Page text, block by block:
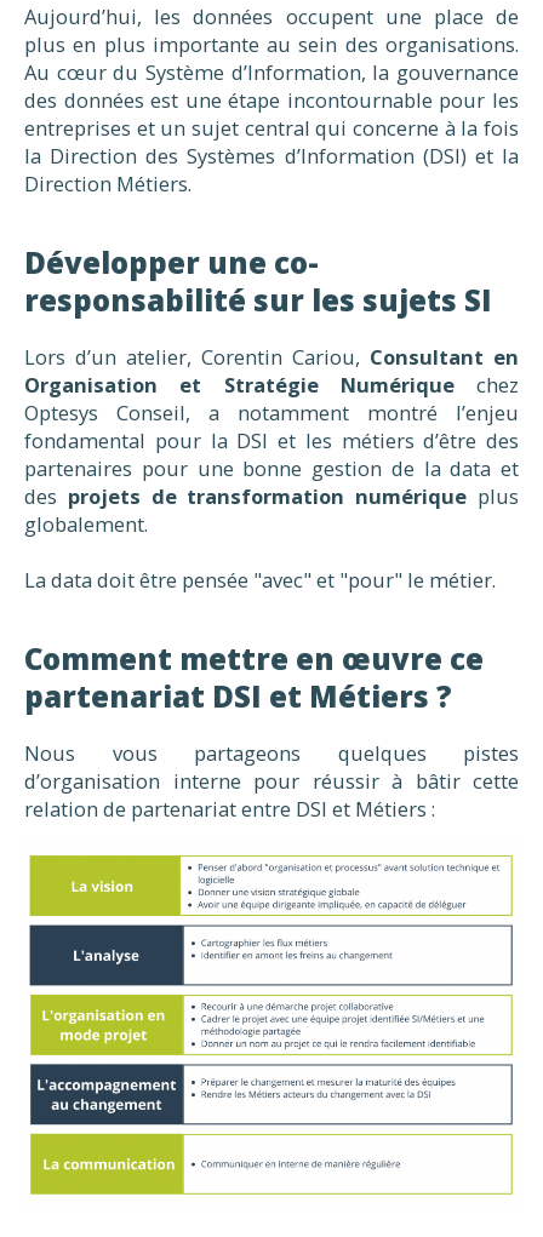
Aujourd’hui, les données occupent une place de
plus en plus importante au sein des organisations.
Au cœur du Système d’Information, la gouvernance
des données est une étape incontournable pour les
entreprises et un sujet central qui concerne à la fois
la Direction des Systèmes d’Information (DSI) et la
Direction Métiers.
Développer une co-
responsabilité sur les sujets SI
Lors d’un atelier, Corentin Cariou, Consultant en
Organisation et Stratégie Numériquechez
Optesys Conseil, a notamment montré l’enjeu
fondamental pour la DSI et les métiers d’être des
partenaires pour une bonne gestion de la data et
des projets de transformation numérique plus
globalement.
La data doit être pensée "avec" et "pour" le métier.
Comment mettre en œuvre ce
partenariat DSI et Métiers ?
Nous vous partageons quelques pistes
d’organisation interne pour réussir à bâtir cette
relation de partenariat entre DSI et Métiers :